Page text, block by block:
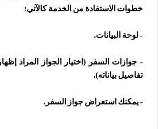
خطوات الاستفادة من الخدمة كالآتي:
‏-‏ لوحة البيانات.‏
‏-‏ جوازات السفر (اختيار الجواز المراد إظهار
تفاصيل بياناته).‏
‏-‏ يمكنك استعراض جواز السفر.‏